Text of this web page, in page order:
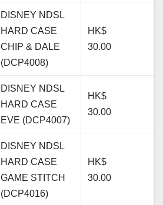
DISNEY NDSL
HARD CASE
CHIP & DALE
(DCP4008)
HK$
30.00
DISNEY NDSL
HARD CASE
EVE (DCP4007)
HK$
30.00
DISNEY NDSL
HARD CASE
GAME STITCH
(DCP4016)
HK$
30.00